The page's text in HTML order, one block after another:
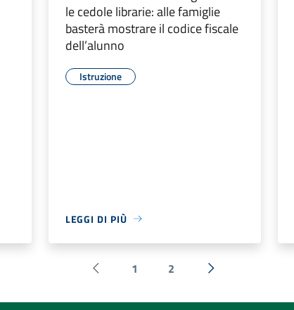
le cedole librarie: alle famiglie
basterà mostrare il codice fiscale
dell’alunno
Istruzione
LEGGI DI PIÙ
Pagina precedente
1 2
Successiva »